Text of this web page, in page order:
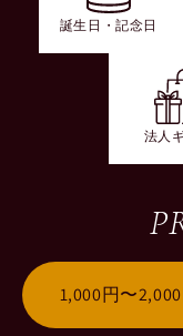
誕生日・記念日
法人
1,000円〜